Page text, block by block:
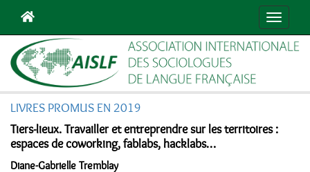
LIVRES PROMUS EN 2019
Tiers-lieux. Travailler et entreprendre sur les territoires :
espaces de coworking, fablabs, hacklabs…
Diane-Gabrielle Tremblay